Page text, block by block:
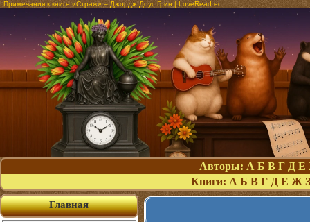
Примечания к книге «Страж» – Джордж Доус Грин | LoveRead.ec
Авторы: А Б В Г Д Е
Книги: А Б В Г Д Е Ж З
Главная